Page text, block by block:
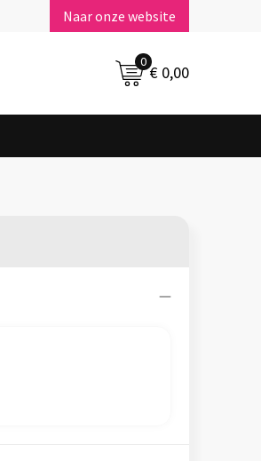
Naar onze website
0
€ 0,00